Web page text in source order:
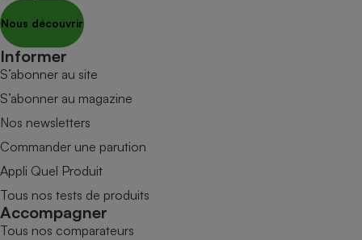
Nous découvrir
Informer
S’abonner au site
S’abonner au magazine
Nos newsletters
Commander une parution
Appli Quel Produit
Tous nos tests de produits
Accompagner
Tous nos comparateurs